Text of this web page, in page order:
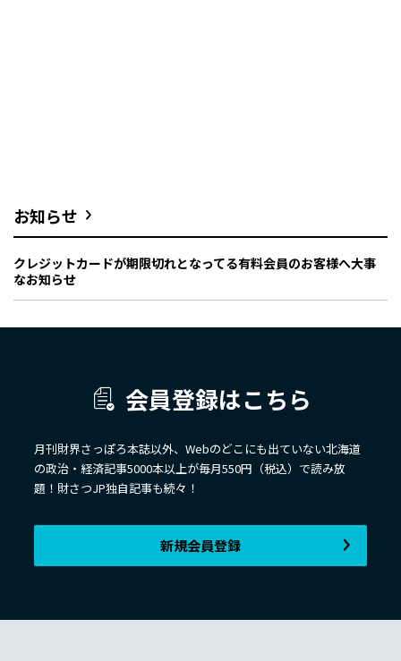
お知らせ
クレジットカードが期限切れとなってる有料会員のお客様へ大事
なお知らせ
会員登録はこちら
月刊財界さっぽろ本誌以外、Webのどこにも出ていない北海道
の政治・経済記事5000本以上が毎月550円（税込）で読み放
題！財さつJP独自記事も続々！
新規会員登録